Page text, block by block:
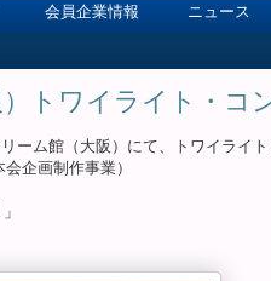
会員企業情報 ニュース
トワイライト・コ
ーム館（大阪）にて、トワイライ
企画制作事業）